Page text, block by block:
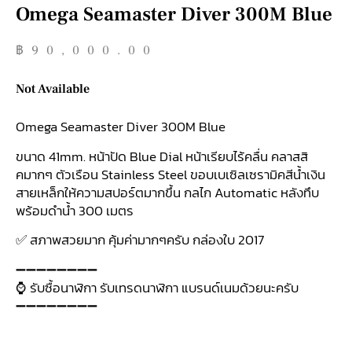
Omega Seamaster Diver 300M Blue
฿ 90,000.00
Not Available
Omega Seamaster Diver 300M Blue
ขนาด 41mm. หน้าปัด Blue Dial หน้าเรียบไร้คลื่น คลาสสิ
คมากๆ ตัวเรือน Stainless Steel ขอบเบเซิลเซรามิคสีน้ำเงิน
สายเหล็กให้ความสปอร์ตมากขึ้น กลไก Automatic หลังทึบ
พร้อมดำน้ำ 300 เมตร
✅ สภาพสวยมาก คุ้มค่ามากๆครับ กล่องใบ 2017
➖➖➖➖➖➖➖➖
⌚ รับซื้อนาฬิกา รับเทรดนาฬิกา แบรนด์เนมด้วยนะครับ
➖➖➖➖➖➖➖➖